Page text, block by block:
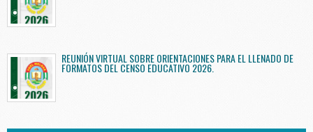
REUNIÓN VIRTUAL SOBRE ORIENTACIONES PARA EL LLENADO DE
FORMATOS DEL CENSO EDUCATIVO 2026.